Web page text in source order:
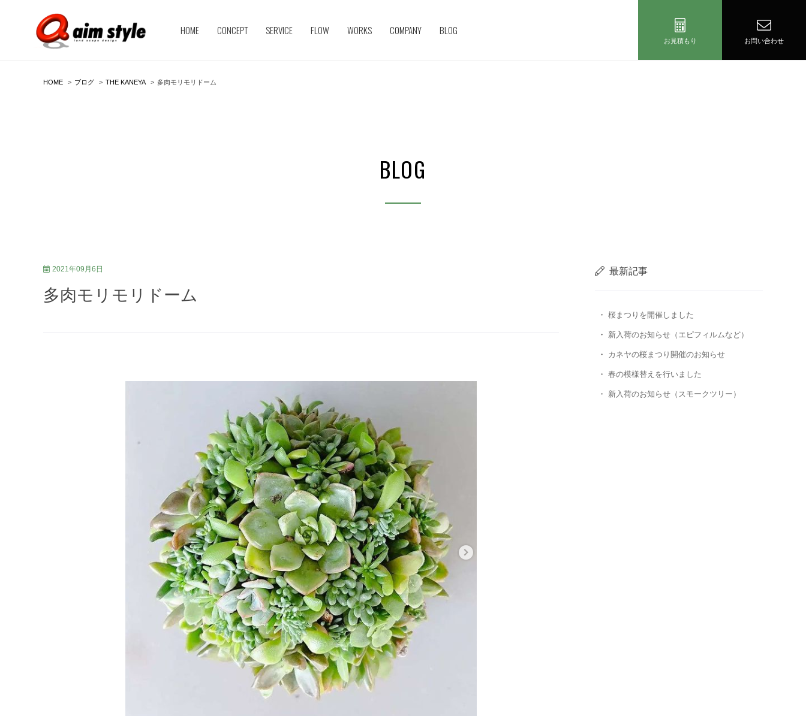
HOME CONCEPT SERVICE FLOW WORKS COMPANY BLOG
お見積もり お問い合わせ
HOME ブログ THE KANEYA 多肉モリモリドーム
BLOG
2021年09月6日
多肉モリモリドーム
最新記事
桜まつりを開催しました
新入荷のお知らせ（エピフィルムなど）
カネヤの桜まつり開催のお知らせ
春の模様替えを行いました
新入荷のお知らせ（スモークツリー）